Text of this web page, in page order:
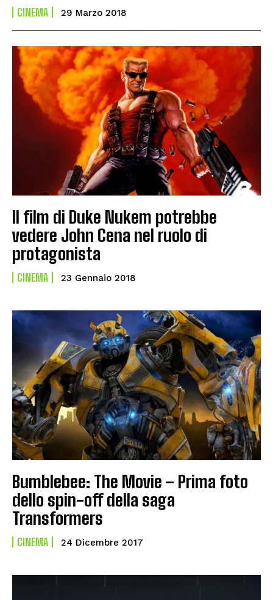
CINEMA 29 Marzo 2018
Il film di Duke Nukem potrebbe
vedere John Cena nel ruolo di
protagonista
CINEMA 23 Gennaio 2018
Bumblebee: The Movie – Prima foto
dello spin-off della saga
Transformers
CINEMA 24 Dicembre 2017